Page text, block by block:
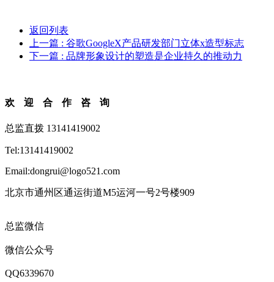
返回列表
上一篇 : 谷歌GoogleX产品研发部门立体x造型标志
下一篇 : 品牌形象设计的塑造是企业持久的推动力
欢迎合作咨询
总监直拨 13141419002
Tel:13141419002
Email:dongrui@logo521.com
北京市通州区通运街道M5运河一号2号楼909
总监微信
微信公众号
QQ6339670